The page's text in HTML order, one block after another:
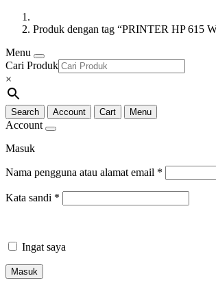
Produk dengan tag “PRINTER HP 615
Menu
Cari Produk
×
Search Account Cart Menu
Account
Masuk
Nama pengguna atau alamat email *
Kata sandi *
Ingat saya
Masuk